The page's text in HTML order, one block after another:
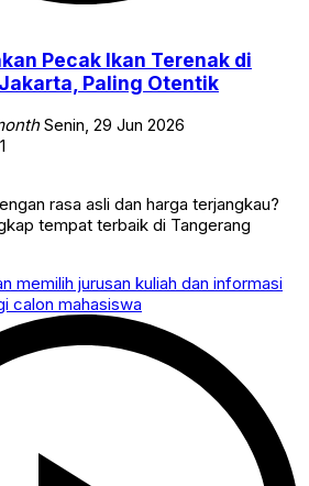
Pecak Ikan Terenak di
Paling Otentik
Senin, 29 Jun 2026
rasa asli dan harga terjangkau?
tempat terbaik di Tangerang